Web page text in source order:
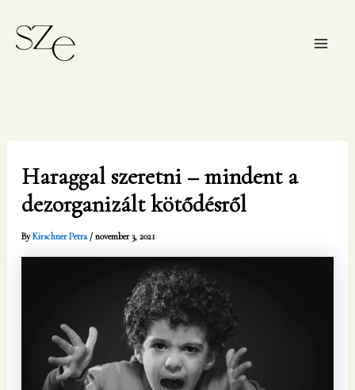
content
Haraggal szeretni – mindent a
dezorganizált kötődésről
ByKirschner Petra / november 3, 2021